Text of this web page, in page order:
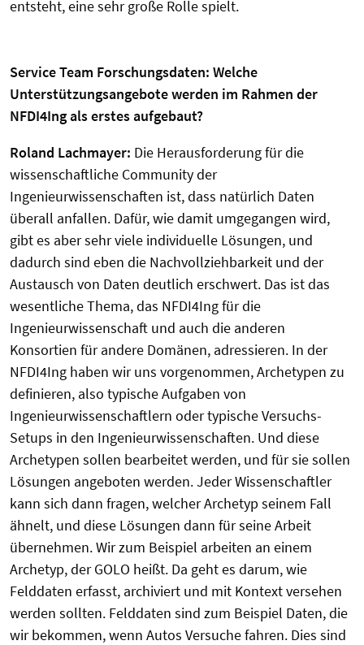
entsteht, eine sehr große Rolle spielt.
Service Team Forschungsdaten: Welche
Unterstützungsangebote werden im Rahmen der
NFDI4Ing als erstes aufgebaut?
Roland Lachmayer: Die Herausforderung für die
wissenschaftliche Community der
Ingenieurwissenschaften ist, dass natürlich Daten
überall anfallen. Dafür, wie damit umgegangen wird,
gibt es aber sehr viele individuelle Lösungen, und
dadurch sind eben die Nachvollziehbarkeit und der
Austausch von Daten deutlich erschwert. Das ist das
wesentliche Thema, das NFDI4Ing für die
Ingenieurwissenschaft und auch die anderen
Konsortien für andere Domänen, adressieren. In der
NFDI4Ing haben wir uns vorgenommen, Archetypen zu
definieren, also typische Aufgaben von
Ingenieurwissenschaftlern oder typische Versuchs-
Setups in den Ingenieurwissenschaften. Und diese
Archetypen sollen bearbeitet werden, und für sie sollen
Lösungen angeboten werden. Jeder Wissenschaftler
kann sich dann fragen, welcher Archetyp seinem Fall
ähnelt, und diese Lösungen dann für seine Arbeit
übernehmen. Wir zum Beispiel arbeiten an einem
Archetyp, der GOLO heißt. Da geht es darum, wie
Felddaten erfasst, archiviert und mit Kontext versehen
werden sollten. Felddaten sind zum Beispiel Daten, die
wir bekommen, wenn Autos Versuche fahren. Dies sind